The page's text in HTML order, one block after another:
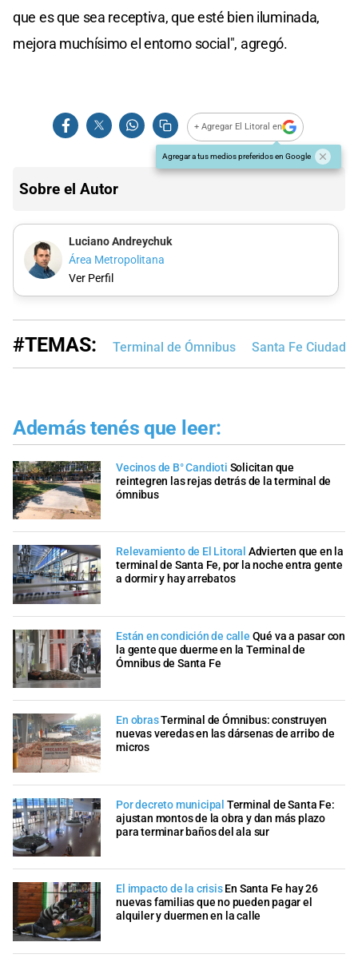
que es que sea receptiva, que esté bien iluminada,
mejora muchísimo el entorno social", agregó.
+ Agregar El Litoral en
Agregar a tus medios preferidos en Google
Sobre el Autor
Luciano Andreychuk
Área Metropolitana
Ver Perfil
#TEMAS: Terminal de Ómnibus Santa Fe Ciudad
Además tenés que leer:
Vecinos de B° Candioti Solicitan que
reintegren las rejas detrás de la terminal de
ómnibus
Relevamiento de El Litoral Advierten que en la
terminal de Santa Fe, por la noche entra gente
a dormir y hay arrebatos
Están en condición de calle Qué va a pasar con
la gente que duerme en la Terminal de
Ómnibus de Santa Fe
En obrasTerminal de Ómnibus: construyen
nuevas veredas en las dársenas de arribo de
micros
Por decreto municipal Terminal de Santa Fe:
ajustan montos de la obra y dan más plazo
para terminar baños del ala sur
El impacto de la crisis En Santa Fe hay 26
nuevas familias que no pueden pagar el
alquiler y duermen en la calle